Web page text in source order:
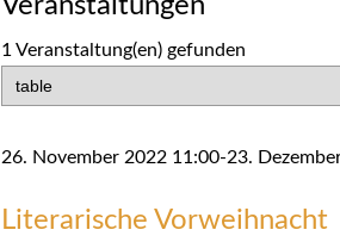
Ver­an­stal­tun­gen
1 Veranstaltung(en) gefun­den
26. Novem­ber 2022 11:00-23.
Lite­ra­ri­sche Vor­weih­nacht